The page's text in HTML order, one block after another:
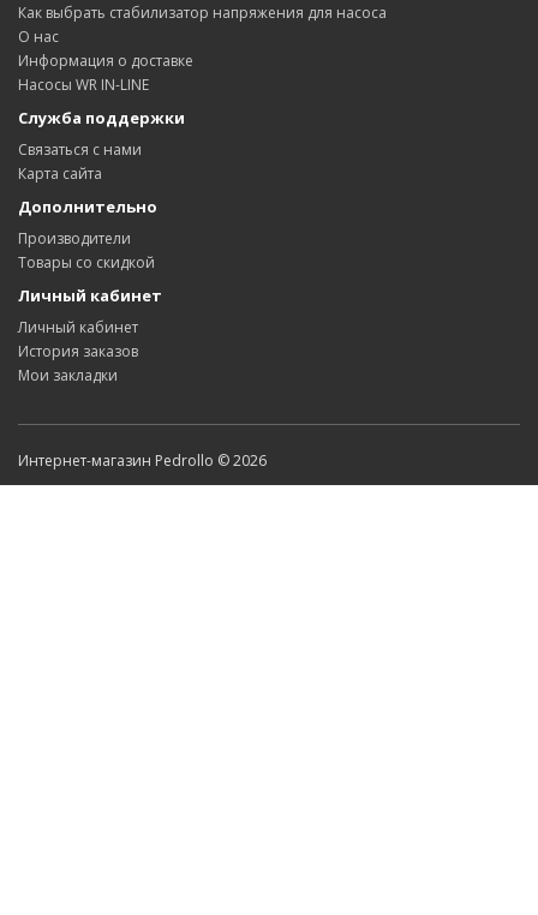
Как выбрать стабилизатор напряжения для насоса
О нас
Информация о доставке
Насосы WR IN-LINE
Служба поддержки
Связаться с нами
Карта сайта
Дополнительно
Производители
Товары со скидкой
Личный кабинет
Личный кабинет
История заказов
Мои закладки
Интернет-магазин Pedrollo © 2026